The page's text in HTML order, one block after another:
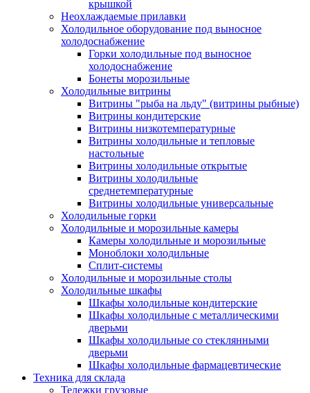
крышкой
Неохлаждаемые прилавки
Холодильное оборудование под выносное
холодоснабжение
Горки холодильные под выносное
холодоснабжение
Бонеты морозильные
Холодильные витрины
Витрины "рыба на льду" (витрины рыбные)
Витрины кондитерские
Витрины низкотемпературные
Витрины холодильные и тепловые
настольные
Витрины холодильные открытые
Витрины холодильные
среднетемпературные
Витрины холодильные универсальные
Холодильные горки
Холодильные и морозильные камеры
Камеры холодильные и морозильные
Моноблоки холодильные
Сплит-системы
Холодильные и морозильные столы
Холодильные шкафы
Шкафы холодильные кондитерские
Шкафы холодильные с металлическими
дверьми
Шкафы холодильные со стеклянными
дверьми
Шкафы холодильные фармацевтические
Техника для склада
Тележки грузовые